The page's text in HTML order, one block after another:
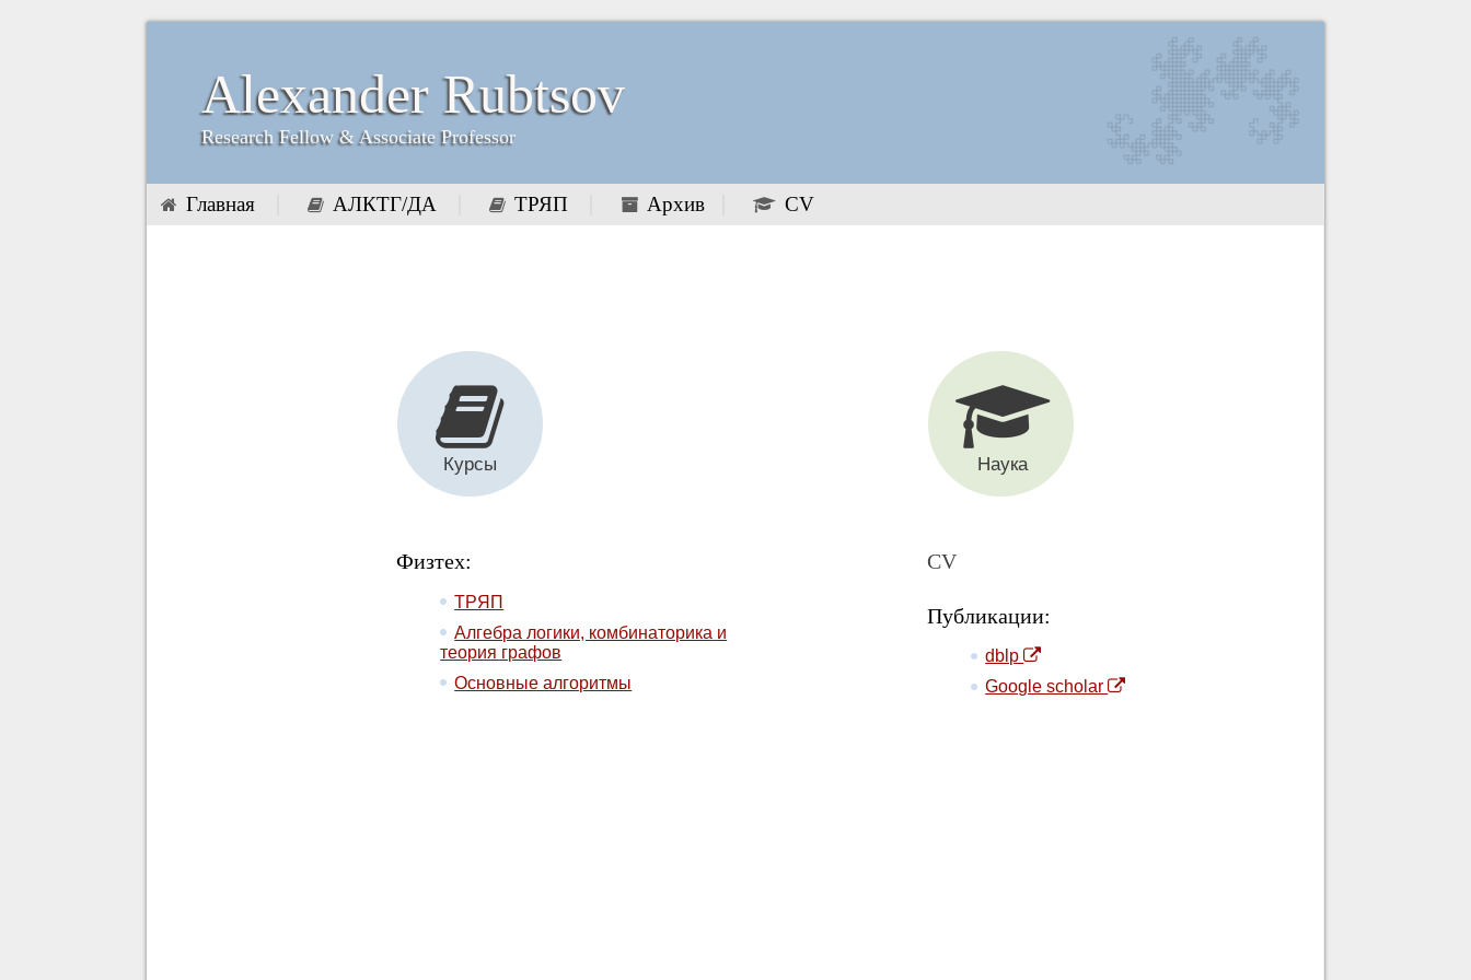
Alexander Rubtsov
Research Fellow & Associate Professor
Главная АЛКТГ/ДА ТРЯП Архив CV
Физтех:
ТРЯП
Алгебра логики, комбинаторика и
теория графов
Основные алгоритмы
CV
Публикации:
dblp
Google scholar